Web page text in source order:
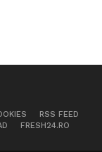
RSS FEED
FRESH24.RO